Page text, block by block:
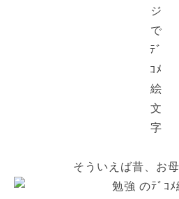
そういえば昔、お